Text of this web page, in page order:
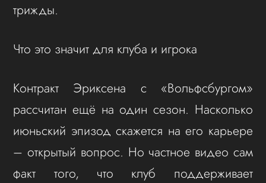
трижды.
Что это значит для клуба и игрока
Контракт Эриксена с «Вольфсбургом»
рассчитан ещё на один сезон. Насколько
июньский эпизод скажется на его карьере
– открытый вопрос. Но частное видео сам
факт того, что клуб поддерживает